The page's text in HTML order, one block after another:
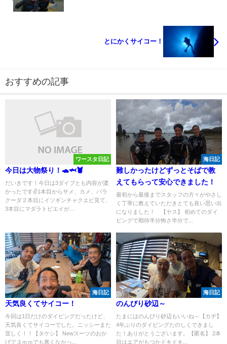
とにかくサイコー！
おすすめの記事
ワースタ日記
今日は大物祭り！🐢🦈🦞
だいきです！今日は3ダイブとも内容が濃
かったです✌️1本目からサメ、カメ、バラ
クーダ２本目にイソギンチャクエビ見て、
3本目にマダラトビエイが...
海日記
難しかったけどずっとそばで教
えてもらって安心できました！
最初から最後までスタッフの方々がやさし
く丁寧に教えていただきとても良い思い出
になりました！ 【ヤス】 初めてのダイ
ビングで期待半分怖さ半分で...
海日記
天気良くてサイコー！
今回は1日だけのダイビングだったけど、
天気良くてサイコーでした。ニッシーまた
宜しく！！【タケシ】 Newスーツのおか
げで３ｍｍでも寒くなかっ...
海日記
のんびり砂辺～
たまにはのんびり砂辺もいいね～【カヂ】
4年ぶりのダイビングたのしくできまし
た！ありがとうございます。【匿名】 2本
目はエアがもつかドキドキ...